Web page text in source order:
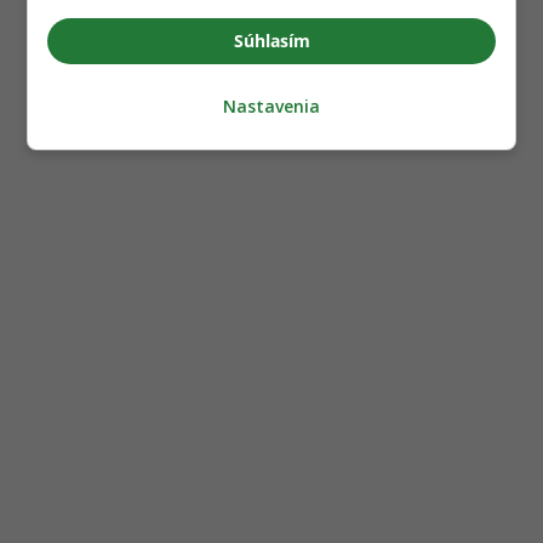
Súhlasím
Nastavenia